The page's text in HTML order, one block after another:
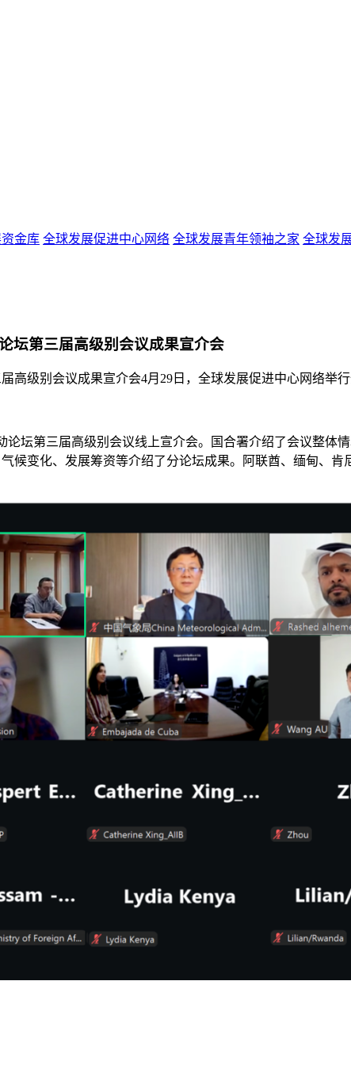
金库 全球发展促进中心网络 全球发展青年领袖之家 全球发
坛第三届高级别会议成果宣介会
高级别会议成果宣介会4月29日，全球发展促进中心网络举
坛第三届高级别会议线上宣介会。国合署介绍了会议整体
候变化、发展筹资等介绍了分论坛成果。阿联酋、缅甸、